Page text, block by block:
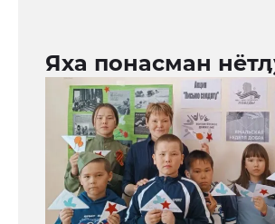
Яха понасман